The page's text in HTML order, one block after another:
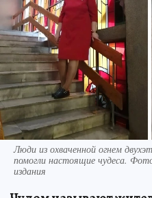
Люди из охваченной огнем
помогли настоящие чудеса.
издания